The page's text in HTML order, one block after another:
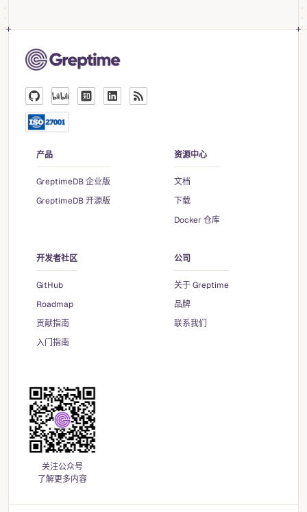
产品
GreptimeDB 企业版
GreptimeDB 开源版
资源中心
文档
下载
Docker 仓库
开发者社区
GitHub
Roadmap
贡献指南
入门指南
公司
关于 Greptime
品牌
联系我们
关注公众号
了解更多内容